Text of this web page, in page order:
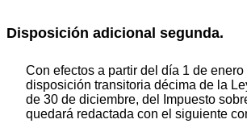
Disposición adicional segunda.
Con efectos a partir del día 1 de enero
disposición transitoria décima de la
de 30 de diciembre, del Impuesto
quedará redactada con el siguiente